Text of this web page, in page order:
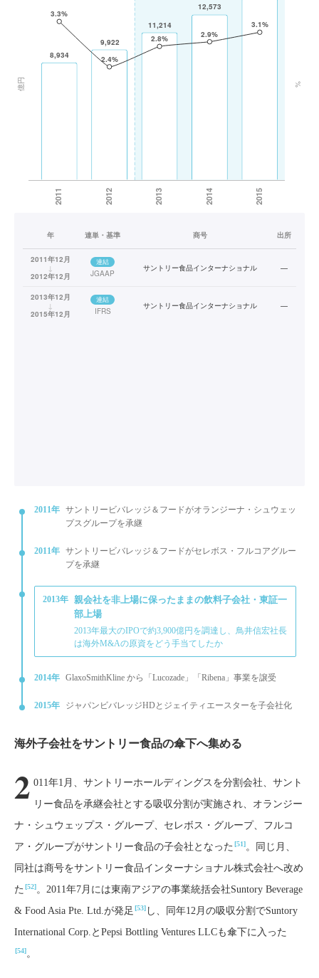
年 連単・基準 商号 出所
2011年12月
↓
2012年12月
連結
JGAAP
サントリー食品インターナショナル —
2013年12月
↓
2015年12月
連結
IFRS
サントリー食品インターナショナル —
2011年 サントリービバレッジ＆フードがオランジーナ・シュウェッ
プスグループを承継
2011年 サントリービバレッジ＆フードがセレボス・フルコアグルー
プを承継
2013年 親会社を非上場に保ったままの飲料子会社・東証一
部上場
2013年最大のIPOで約3,900億円を調達し、鳥井信宏社長
は海外M&Aの原資をどう手当てしたか
2014年 GlaxoSmithKline から「Lucozade」「Ribena」事業を譲受
2015年 ジャパンビバレッジHDとジェイティエースターを子会社化
海外子会社をサントリー食品の傘下へ集める
2 011年1月、サントリーホールディングスを分割会社、サント
リー食品を承継会社とする吸収分割が実施され、オランジー
ナ・シュウェップス・グループ、セレボス・グループ、フルコ
ア・グループがサントリー食品の子会社となった [51]。同じ月、
同社は商号をサントリー食品インターナショナル株式会社へ改め
た [52]。2011年7月には東南アジアの事業統括会社Suntory Beverage
& Food Asia Pte. Ltd.が発足 [53] し、同年12月の吸収分割でSuntory
International Corp.とPepsi Bottling Ventures LLCも傘下に入った
[54]。